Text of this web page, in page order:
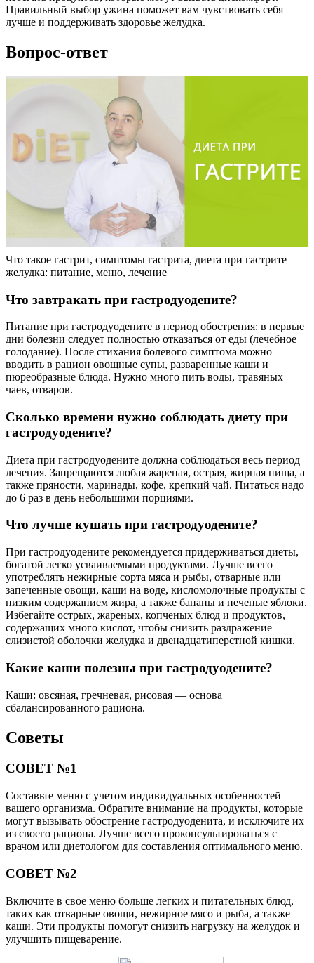
Правильный выбор ужина поможет вам чувствовать себя
лучше и поддерживать здоровье желудка.
Вопрос-ответ
Что такое гастрит, симптомы гастрита, диета при гастрите
желудка: питание, меню, лечение
Что завтракать при гастродуодените?
Питание при гастродуодените в период обострения: в первые
дни болезни следует полностью отказаться от еды (лечебное
голодание). После стихания болевого симптома можно
вводить в рацион овощные супы, разваренные каши и
пюреобразные блюда. Нужно много пить воды, травяных
чаев, отваров.
Сколько времени нужно соблюдать диету при
гастродуодените?
Диета при гастродуодените должна соблюдаться весь период
лечения. Запрещаются любая жареная, острая, жирная пища, а
также пряности, маринады, кофе, крепкий чай. Питаться надо
до 6 раз в день небольшими порциями.
Что лучше кушать при гастродуодените?
При гастродуодените рекомендуется придерживаться диеты,
богатой легко усваиваемыми продуктами. Лучше всего
употреблять нежирные сорта мяса и рыбы, отварные или
запеченные овощи, каши на воде, кисломолочные продукты с
низким содержанием жира, а также бананы и печеные яблоки.
Избегайте острых, жареных, копченых блюд и продуктов,
содержащих много кислот, чтобы снизить раздражение
слизистой оболочки желудка и двенадцатиперстной кишки.
Какие каши полезны при гастродуодените?
Каши: овсяная, гречневая, рисовая — основа
сбалансированного рациона.
Советы
СОВЕТ №1
Составьте меню с учетом индивидуальных особенностей
вашего организма. Обратите внимание на продукты, которые
могут вызывать обострение гастродуоденита, и исключите их
из своего рациона. Лучше всего проконсультироваться с
врачом или диетологом для составления оптимального меню.
СОВЕТ №2
Включите в свое меню больше легких и питательных блюд,
таких как отварные овощи, нежирное мясо и рыба, а также
каши. Эти продукты помогут снизить нагрузку на желудок и
улучшить пищеварение.